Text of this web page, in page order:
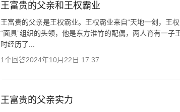
王富贵的父亲和王权霸业
王富贵的父亲是王权霸业。王权霸业来自“天地一剑，王
“面具”组织的头领，他是东方淮竹的配偶，两人育有一
时经历了...
1个回答2024年10月22日 17:37
王富贵的父亲实力